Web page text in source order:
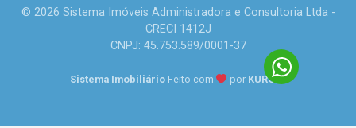
© 2026 Sistema Imóveis Administradora e Consultoria Ltda -
CRECI 1412J
CNPJ: 45.753.589/0001-37
Sistema Imobiliário Feito com por KUROLE